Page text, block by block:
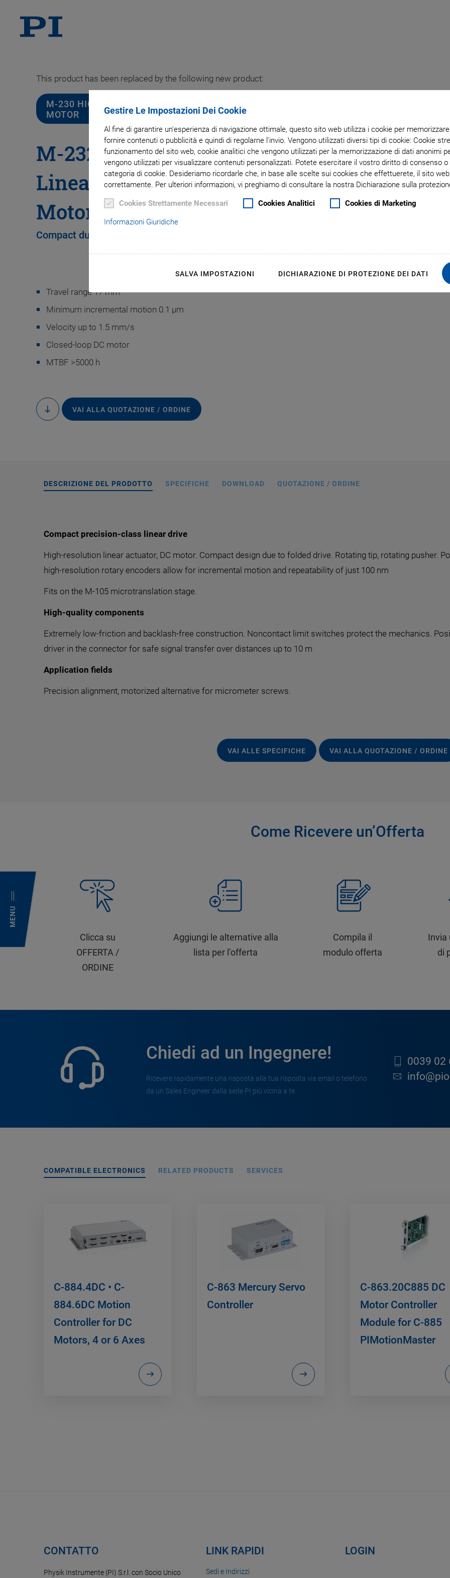
Gestire Le Impostazioni Dei Cookie
Al fine di garantire un'esperienza di navigazione ottimale, questo sito web utilizza i cookie per
fornire contenuti o pubblicità e quindi di regolarne l'invio. Vengono utilizzati diversi tipi di cookie: Cookie
funzionamento del sito web, cookie analitici che vengono utilizzati per la memorizzazione di dati anonimi
vengono utilizzati per visualizzare contenuti personalizzati. Potete esercitare il vostro diritto di consenso
categoria di cookie. Desideriamo ricordarle che, in base alle scelte sui cookies che effettuerete, il sito
correttamente. Per ulteriori informazioni, vi preghiamo di consultare la nostra Dichiarazione sulla
Cookies Strettamente Necessari Cookies Analitici Cookies di Marketing
Informazioni Giuridiche
SALVA IMPOSTAZIONI DICHIARAZIONE DI PROTEZIONE DEI DATI
MENU
This product has been replaced by the following new product:
M-230 HIGH-RESOLUTION LINEAR ACTUATOR, DC OR STEPPER
MOTOR
M-232 High-Resolution
Linear Actuator with DC
Motor
Compact due to Folded Drive
Travel range 17 mm
Minimum incremental motion 0.1 µm
Velocity up to 1.5 mm/s
Closed-loop DC motor
MTBF >5000 h
to
content
VAI ALLA QUOTAZIONE / ORDINE
M-232, dimensions in mm. Note that a comma is used in the
DESCRIZIONE DEL PRODOTTO SPECIFICHE DOWNLOAD QUOTAZIONE / ORDINE
Compact precision-class linear drive
High-resolution linear actuator, DC motor. Compact design due to folded drive. Rotating tip, rotating pusher.
high-resolution rotary encoders allow for incremental motion and repeatability of just 100 nm
Fits on the M-105 microtranslation stage.
High-quality components
Extremely low-friction and backlash-free construction. Noncontact limit switches protect the mechanics.
driver in the connector for safe signal transfer over distances up to 10 m
Application fields
Precision alignment, motorized alternative for micrometer screws.
VAI ALLE SPECIFICHE VAI ALLA QUOTAZIONE / ORDINE
Come Ricevere un’Offerta
Clicca su
OFFERTA /
ORDINE
Aggiungi le alternative alla
lista per l’offerta
Compila il
modulo offerta
Invia
di
Chiedi ad un Ingegnere!
Ricevere rapidamente una risposta alla tua risposta via email o telefono
da un Sales Engineer dalla sede PI più vicina a te.
0039 02
COMPATIBLE ELECTRONICS RELATED PRODUCTS SERVICES
C-884.4DC • C-
884.6DC Motion
Controller for DC
Motors, 4 or 6 Axes
C-863 Mercury Servo
Controller
C-863.20C885 DC
Motor Controller
Module for C-885
PIMotionMaster
CONTATTO
Physik Instrumente (PI) S.r.l. con Socio Unico
LINK RAPIDI
Sedi e Indirizzi
LOGIN